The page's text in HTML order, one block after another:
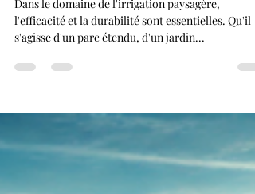
Dans le domaine de l'irrigation paysagère,
l'efficacité et la durabilité sont essentielles. Qu'il
s'agisse d'un parc étendu, d'un jardin...